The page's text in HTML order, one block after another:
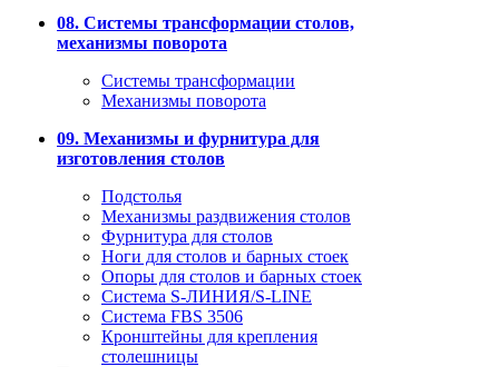
08. Системы трансформации столов,
механизмы поворота
Системы трансформации
Механизмы поворота
09. Механизмы и фурнитура для
изготовления столов
Подстолья
Механизмы раздвижения столов
Фурнитура для столов
Ноги для столов и барных стоек
Опоры для столов и барных стоек
Система S-ЛИНИЯ/S-LINE
Система FBS 3506
Кронштейны для крепления
столешницы